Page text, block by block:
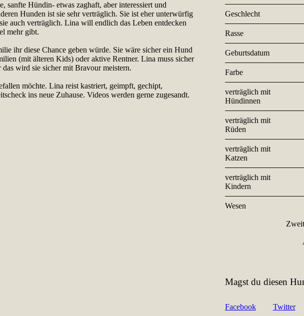
sanfte Hündin- etwas zaghaft, aber interessiert und
Hunden ist sie sehr verträglich. Sie ist eher unterwürfig
auch verträglich. Lina will endlich das Leben entdecken
mehr gibt.
ihr diese Chance geben würde. Sie wäre sicher ein Hund
(mit älteren Kids) oder aktive Rentner. Lina muss sicher
wird sie sicher mit Bravour meistern.
möchte. Lina reist kastriert, geimpft, gechipt,
ins neue Zuhause. Videos werden gerne zugesandt.
Geschlecht
Rasse
Geburtsdatum
Farbe
verträglich mit
Hündinnen
verträglich mit
Rüden
verträglich mit
Katzen
verträglich mit
Kindern
Wesen
Magst du diesen
Facebook Twitter